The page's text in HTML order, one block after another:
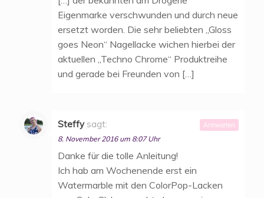
Eigenmarke verschwunden und durch neue
ersetzt worden. Die sehr beliebten „Gloss
goes Neon“ Nagellacke wichen hierbei der
aktuellen „Techno Chrome“ Produktreihe
und gerade bei Freunden von […]
Steffy sagt:
8. November 2016 um 8:07 Uhr
Danke für die tolle Anleitung!
Ich hab am Wochenende erst ein
Watermarble mit den ColorPop-Lacken
Antworten